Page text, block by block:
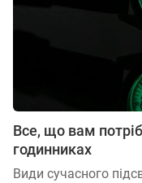
Все, що вам
годинниках
Види сучасного